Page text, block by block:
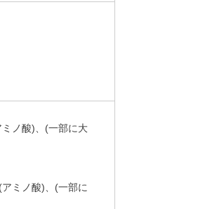
ノ酸)、(一部に大
ミノ酸)、(一部に